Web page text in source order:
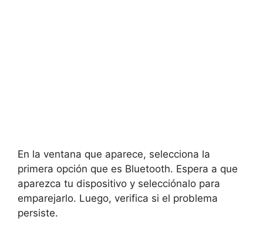
En la ventana que aparece, selecciona la
primera opción que es Bluetooth. Espera a que
aparezca tu dispositivo y selecciónalo para
emparejarlo. Luego, verifica si el problema
persiste.